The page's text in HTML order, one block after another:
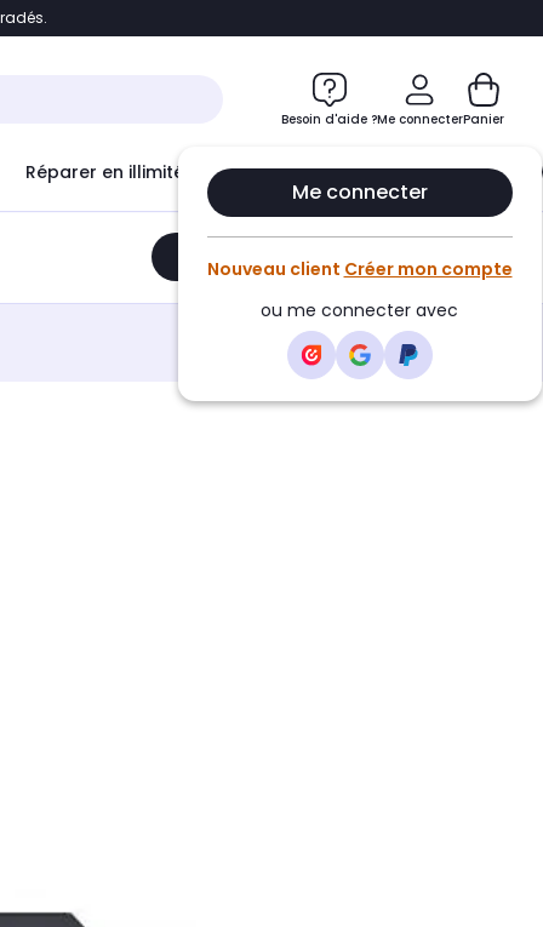
Accéder directement au chatbot
Besoin d'aide ?Me connecter
Me connecter
Nouveau client Créer mon compte
ou me connecter avec
Panier
Réparer en illimité avec Le Club Infinity
Ajouter au panier •